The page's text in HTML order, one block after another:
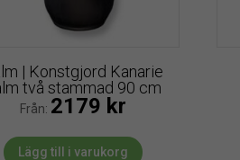
| Konstgjord Kanarie
två stammad 90 cm
Från: 2179 kr
Lägg till i varukorg